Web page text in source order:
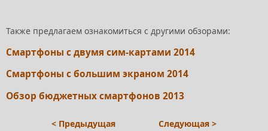
Также предлагаем ознакомиться с другими обзорами:
Смартфоны с двумя сим-картами 2014
Смартфоны с большим экраном 2014
Обзор бюджетных смартфонов 2013
< Предыдущая Следующая >